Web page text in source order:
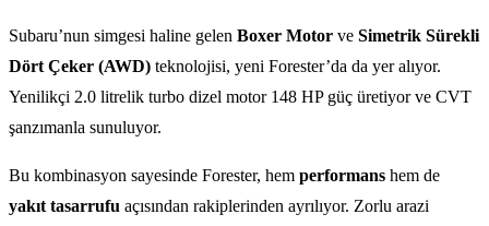
Subaru’nun simgesi haline gelen Boxer Motor ve Simetrik Sürekli
Dört Çeker (AWD) teknolojisi, yeni Forester’da da yer alıyor.
Yenilikçi 2.0 litrelik turbo dizel motor 148 HP güç üretiyor ve CVT
şanzımanla sunuluyor.
Bu kombinasyon sayesinde Forester, hem performans hem de
yakıt tasarrufu açısından rakiplerinden ayrılıyor. Zorlu arazi